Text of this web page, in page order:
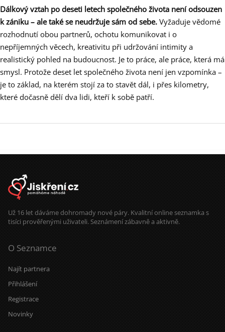
Dálkový vztah po deseti letech společného života není odsouzen
k zániku – ale také se neudržuje sám od sebe. Vyžaduje vědomé
rozhodnutí obou partnerů, ochotu komunikovat i o
nepříjemných věcech, kreativitu při udržování intimity a
realistický pohled na budoucnost. Je to práce, ale práce, která má
smysl. Protože deset let společného života není jen vzpomínka –
je to základ, na kterém stojí za to stavět dál, i přes kilometry,
které dočasně dělí dva lidi, kteří k sobě patří.
Už 16 let dáváme dohromady nové páry. Kvalitní online seznamka s
tisíci prověřenými uživateli. Seznámení zábavně a aktivně.
O Seznamce
Najít partnera
Přihlášení
Registrace
Novinky